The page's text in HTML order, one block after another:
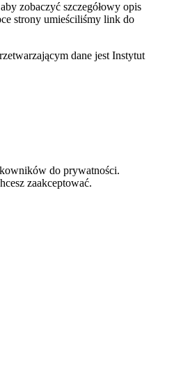
zobaczyć szczegółowy opis
strony umieściliśmy link do
dane jest Instytut
do prywatności.
zaakceptować.